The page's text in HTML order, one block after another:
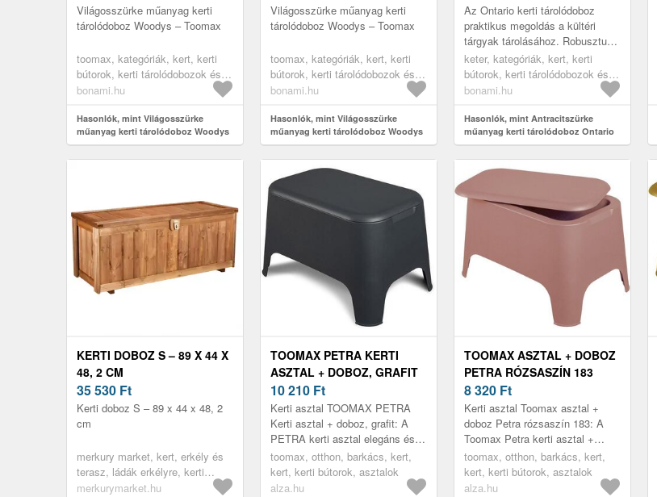
TOOMAX
Világosszürke műanyag kerti
tárolódoboz Woodys – Toomax
toomax, kategóriák, kert, kerti
bútorok, kerti tárolódobozok és
szekrények, kerti dobozok
bonami.hu
Hasonlók, mint Világosszürke
műanyag kerti tárolódoboz Woodys
– Toomax
TOOMAX
Világosszürke műanyag kerti
tárolódoboz Woodys – Toomax
toomax, kategóriák, kert, kerti
bútorok, kerti tárolódobozok és
szekrények, kerti dobozok
bonami.hu
Hasonlók, mint Világosszürke
műanyag kerti tárolódoboz Woodys
– Toomax
KETER
Az Ontario kerti tárolódoboz
praktikus megoldás a kültéri
tárgyak tárolásához. Robusztus
felépítése időjárás-állóságot és
hosszú élettartamot bizto...
keter, kategóriák, kert, kerti
bútorok, kerti tárolódobozok és
szekrények, kerti dobozok
bonami.hu
Hasonlók, mint Antracitszürke
műanyag kerti tárolódoboz Ontario
– Keter
KERTI DOBOZ S – 89 X 44 X
48, 2 CM
35 530 Ft
Kerti doboz S – 89 x 44 x 48, 2
cm
merkury market, kert, erkély és
terasz, ládák erkélyre, kerti
bútorok, kerti tároló dobozok
merkurymarket.hu
TOOMAX PETRA KERTI
ASZTAL + DOBOZ, GRAFIT
10 210 Ft
Kerti asztal TOOMAX PETRA
Kerti asztal + doboz, grafit: A
PETRA kerti asztal elegáns és
praktikus megoldás, amely
tekintettel van a környezetre.
Si...
toomax, otthon, barkács, kert,
kert, kerti bútorok, asztalok
alza.hu
TOOMAX ASZTAL + DOBOZ
PETRA RÓZSASZÍN 183
8 320 Ft
Kerti asztal Toomax asztal +
doboz Petra rózsaszín 183: A
Toomax Petra kerti asztal +
tárolódoboz sima felületével és
tárolóterével ellenállhatatla...
toomax, otthon, barkács, kert,
kert, kerti bútorok, asztalok
alza.hu